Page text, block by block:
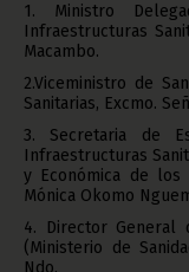
1. Ministro
Infraestructuras
Macambo.
2.Viceministro de
Sanitarias, Excmo.
3. Secretaria de
Infraestructuras
y Económica de los
Mónica Okomo
4. Director General
(Ministerio de